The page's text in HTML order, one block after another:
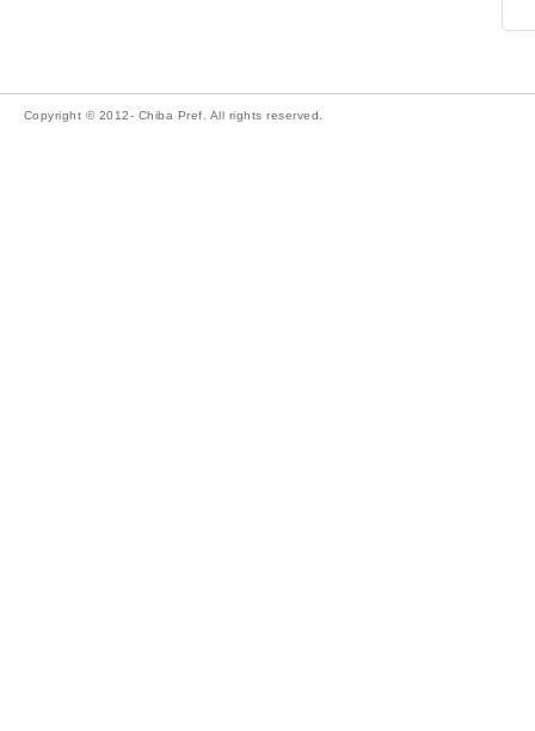
Copyright © 2012- Chiba Pref. All rights reserved.